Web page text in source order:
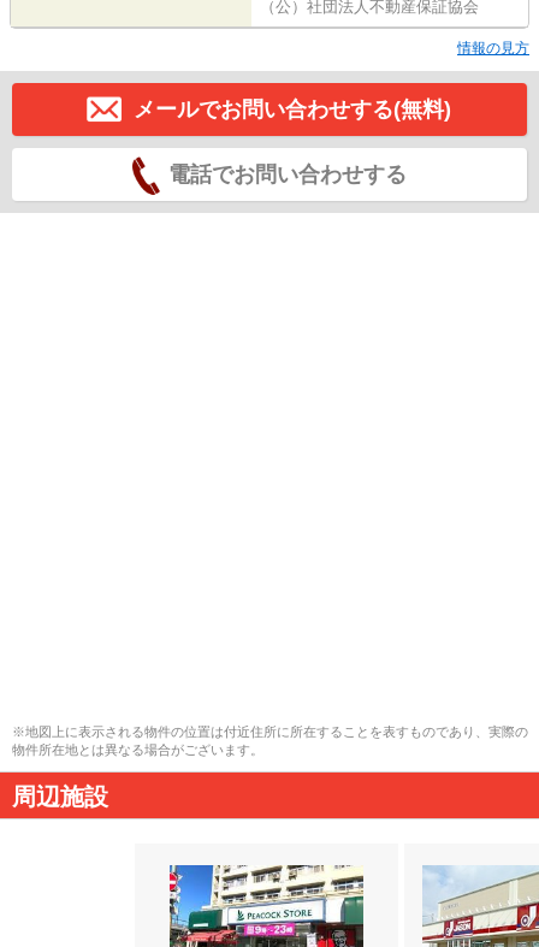
（公）社団法人不動産保証協会
情報の見方
メールでお問い合わせする(無料)
電話でお問い合わせする
※地図上に表示される物件の位置は付近住所に所在することを表すものであり、実際の
物件所在地とは異なる場合がございます。
周辺施設